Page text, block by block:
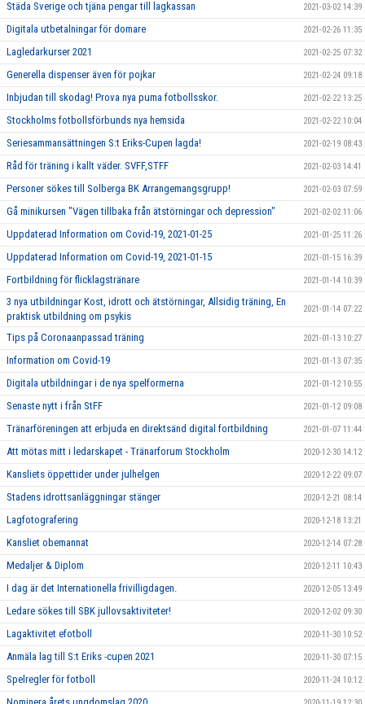
Städa Sverige och tjäna pengar till lagkassan 2021-03-02 14:39
Digitala utbetalningar för domare 2021-02-26 11:35
Lagledarkurser 2021 2021-02-25 07:32
Generella dispenser även för pojkar 2021-02-24 09:18
Inbjudan till skodag! Prova nya puma fotbollsskor. 2021-02-22 13:25
Stockholms fotbollsförbunds nya hemsida 2021-02-22 10:04
Seriesammansättningen S:t Eriks-Cupen lagda! 2021-02-19 08:43
Råd för träning i kallt väder. SVFF,STFF 2021-02-03 14:41
Personer sökes till Solberga BK Arrangemangsgrupp! 2021-02-03 07:59
Gå minikursen "Vägen tillbaka från ätstörningar och depression" 2021-02-02 11:06
Uppdaterad Information om Covid-19, 2021-01-25 2021-01-25 11:26
Uppdaterad Information om Covid-19, 2021-01-15 2021-01-15 16:39
Fortbildning för flicklagstränare 2021-01-14 10:39
3 nya utbildningar Kost, idrott och ätstörningar, Allsidig träning, En
praktisk utbildning om psykis
2021-01-14 07:22
Tips på Coronaanpassad träning 2021-01-13 10:27
Information om Covid-19 2021-01-13 07:35
Digitala utbildningar i de nya spelformerna 2021-01-12 10:55
Senaste nytt i från StFF 2021-01-12 09:08
Tränarföreningen att erbjuda en direktsänd digital fortbildning 2021-01-07 11:44
Att mötas mitt i ledarskapet - Tränarforum Stockholm 2020-12-30 14:12
Kansliets öppettider under julhelgen 2020-12-22 09:07
Stadens idrottsanläggningar stänger 2020-12-21 08:14
Lagfotografering 2020-12-18 13:21
Kansliet obemannat 2020-12-14 07:28
Medaljer & Diplom 2020-12-11 10:43
I dag är det Internationella frivilligdagen. 2020-12-05 13:49
Ledare sökes till SBK jullovsaktiviteter! 2020-12-02 09:30
Lagaktivitet efotboll 2020-11-30 10:52
Anmäla lag till S:t Eriks -cupen 2021 2020-11-30 07:15
Spelregler för fotboll 2020-11-24 10:12